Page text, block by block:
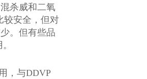
杀威和二氧
较安全，但对
。但有些品
，与DDVP